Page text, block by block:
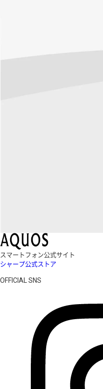
スマートフォン公式サイト
シャープ公式ストア
OFFICIAL SNS